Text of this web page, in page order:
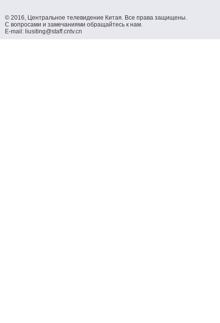
© 2016, Центральное телевидение Китая. Все права защищены.
С вопросами и замечаниями обращайтесь к нам.
E-mail: liusiting@staff.cntv.cn